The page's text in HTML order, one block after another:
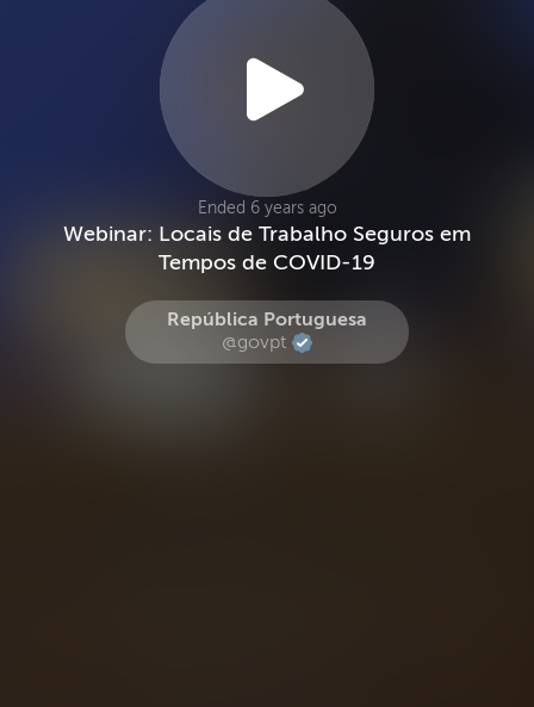
Ended 6 years ago
Webinar: Locais de Trabalho Seguros em
Tempos de COVID-19
República Portuguesa
@govpt